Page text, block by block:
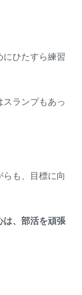
ひたすら練習
ランプもあっ
も、目標に向
、部活を頑張